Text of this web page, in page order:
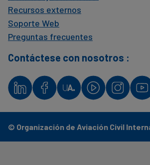
Recursos externos
Soporte Web
Preguntas frecuentes
Contáctese con nosotros :
© Organización de Aviación Civil